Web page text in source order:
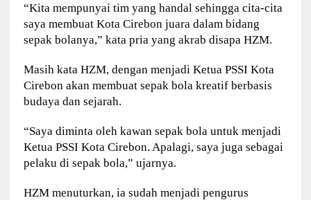
“Kita mempunyai tim yang handal sehingga cita-cita
saya membuat Kota Cirebon juara dalam bidang
sepak bolanya,” kata pria yang akrab disapa HZM.
Masih kata HZM, dengan menjadi Ketua PSSI Kota
Cirebon akan membuat sepak bola kreatif berbasis
budaya dan sejarah.
“Saya diminta oleh kawan sepak bola untuk menjadi
Ketua PSSI Kota Cirebon. Apalagi, saya juga sebagai
pelaku di sepak bola,” ujarnya.
HZM menuturkan, ia sudah menjadi pengurus